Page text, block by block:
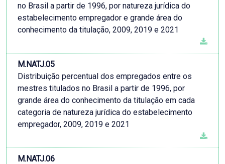
no Brasil a partir de 1996, por natureza jurídica do
estabelecimento empregador e grande área do
conhecimento da titulação, 2009, 2019 e 2021
M.NATJ.05
Distribuição percentual dos empregados entre os
mestres titulados no Brasil a partir de 1996, por
grande área do conhecimento da titulação em cada
categoria de natureza jurídica do estabelecimento
empregador, 2009, 2019 e 2021
M.NATJ.06